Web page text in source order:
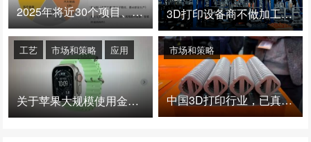
2025年将近30个项目、150亿投资：3D打印真的迎来爆发拐点了吗 3D打印设备商不做加工服务，就成了旁观者！
关于苹果大规模使用金属3D打印的思考
工艺 市场和策略 应用
中国3D打印行业，已真正进入爆发时代！
市场和策略